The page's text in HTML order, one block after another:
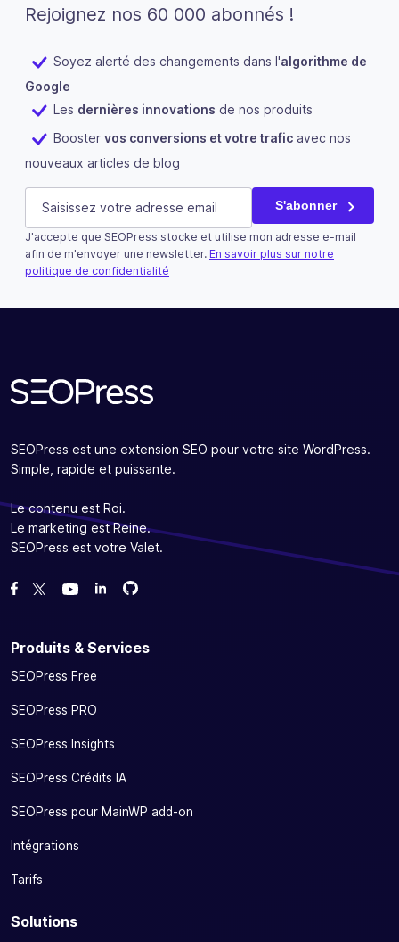
Rejoignez nos 60 000 abonnés !
Soyez alerté des changements dans l'algorithme de
Google
Les dernières innovations de nos produits
Booster vos conversions et votre trafic avec nos
nouveaux articles de blog
Company
Ce champ n’est utilisé qu’à des fins de validation et
E-mail (Nécessaire) S'abonner
J'accepte que SEOPress stocke et utilise mon adresse e-mail
afin de m'envoyer une newsletter. En savoir plus sur notre
politique de confidentialité
SEOPress est une extension SEO pour votre site WordPress.
Simple, rapide et puissante.
Le contenu est Roi.
Le marketing est Reine.
SEOPress est votre Valet.
Likez notre page Facebook
Suivez-nous sur Twitter
Nous voir sur YouTube
Forcez-nous sur GitHub
Forcez-nous sur GitHub
Produits & Services
SEOPress Free
SEOPress PRO
SEOPress Insights
SEOPress Crédits IA
SEOPress pour MainWP add-on
Intégrations
Tarifs
Solutions